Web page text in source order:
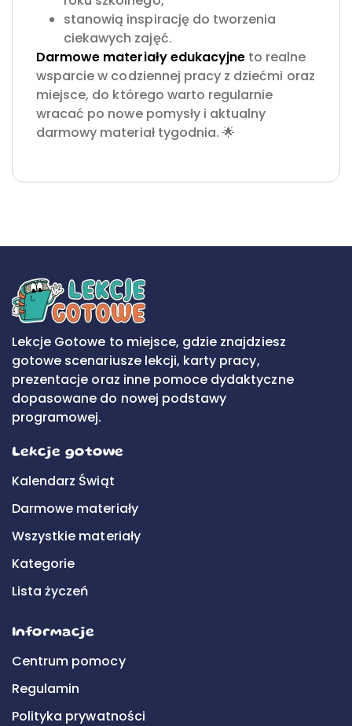
stanowią inspirację do tworzenia
ciekawych zajęć.
Darmowe materiały edukacyjne to realne
wsparcie w codziennej pracy z dziećmi oraz
miejsce, do którego warto regularnie
wracać po nowe pomysły i aktualny
darmowy materiał tygodnia. 🌟
Lekcje Gotowe to miejsce, gdzie znajdziesz
gotowe scenariusze lekcji, karty pracy,
prezentacje oraz inne pomoce dydaktyczne
dopasowane do nowej podstawy
programowej.
Lekcje gotowe
Kalendarz Świąt
Darmowe materiały
Wszystkie materiały
Kategorie
Lista życzeń
Informacje
Centrum pomocy
Regulamin
Polityka prywatności